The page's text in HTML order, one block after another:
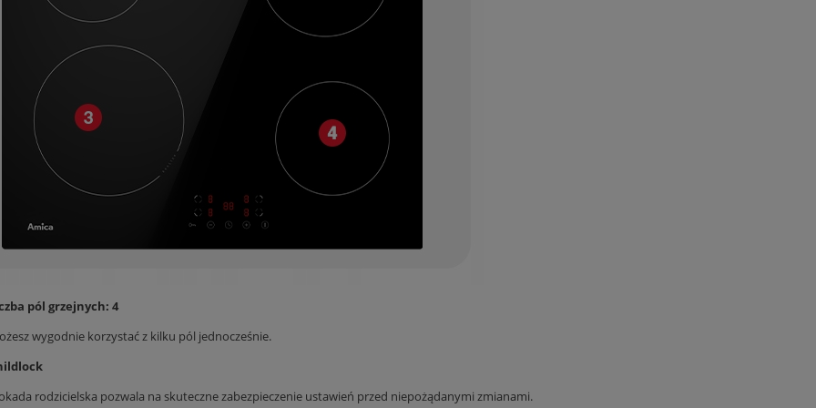
pól grzejnych: 4
wygodnie korzystać z kilku pól jednocześnie.
rodzicielska pozwala na skuteczne zabezpieczenie ustawień przed niepożądanymi zmianami.